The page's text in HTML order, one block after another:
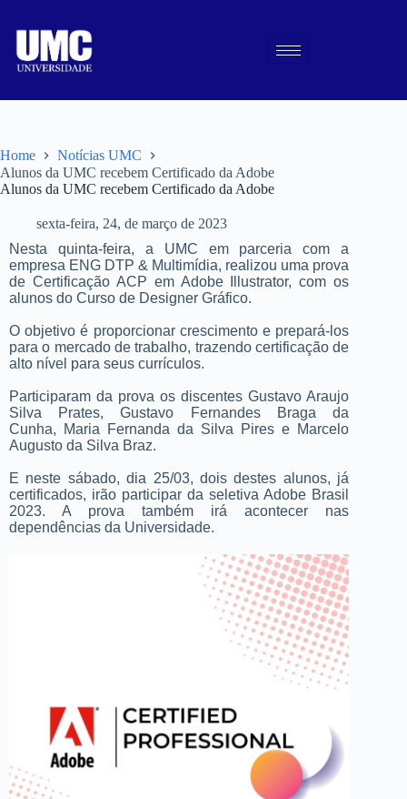
Home
Notícias UMC
Alunos da UMC recebem Certificado da Adobe
Alunos da UMC recebem Certificado da Adobe
sexta-feira, 24, de março de 2023
Nesta quinta-feira, a UMC em parceria com a
empresa ENG DTP & Multimídia, realizou uma prova
de Certificação ACP em Adobe Illustrator, com os
alunos do Curso de Designer Gráfico.
O objetivo é proporcionar crescimento e prepará-los
para o mercado de trabalho, trazendo certificação de
alto nível para seus currículos.
Participaram da prova os discentes Gustavo Araujo
Silva Prates, Gustavo Fernandes Braga da
Cunha, Maria Fernanda da Silva Pires e Marcelo
Augusto da Silva Braz.
E neste sábado, dia 25/03, dois destes alunos, já
certificados, irão participar da seletiva Adobe Brasil
2023. A prova também irá acontecer nas
dependências da Universidade.